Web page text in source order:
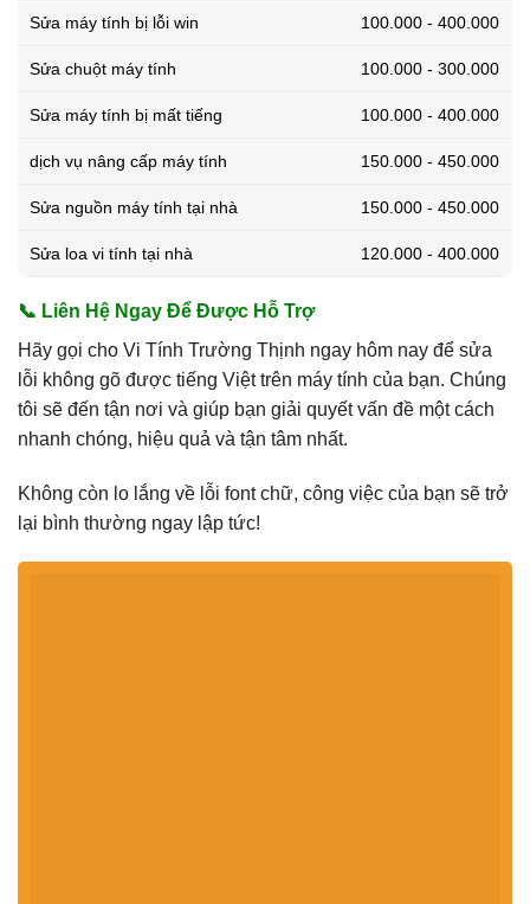
Sửa máy tính bị lỗi win 100.000 - 400.000
Sửa chuột máy tính 100.000 - 300.000
Sửa máy tính bị mất tiếng 100.000 - 400.000
dịch vụ nâng cấp máy tính 150.000 - 450.000
Sửa nguồn máy tính tại nhà 150.000 - 450.000
Sửa loa vi tính tại nhà 120.000 - 400.000
📞 Liên Hệ Ngay Để Được Hỗ Trợ
Hãy gọi cho Vi Tính Trường Thịnh ngay hôm nay để sửa
lỗi không gõ được tiếng Việt trên máy tính của bạn. Chúng
tôi sẽ đến tận nơi và giúp bạn giải quyết vấn đề một cách
nhanh chóng, hiệu quả và tận tâm nhất.
Không còn lo lắng về lỗi font chữ, công việc của bạn sẽ trở
lại bình thường ngay lập tức!